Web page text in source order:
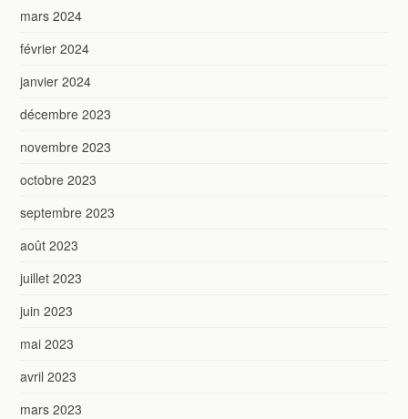
mars 2024
février 2024
janvier 2024
décembre 2023
novembre 2023
octobre 2023
septembre 2023
août 2023
juillet 2023
juin 2023
mai 2023
avril 2023
mars 2023